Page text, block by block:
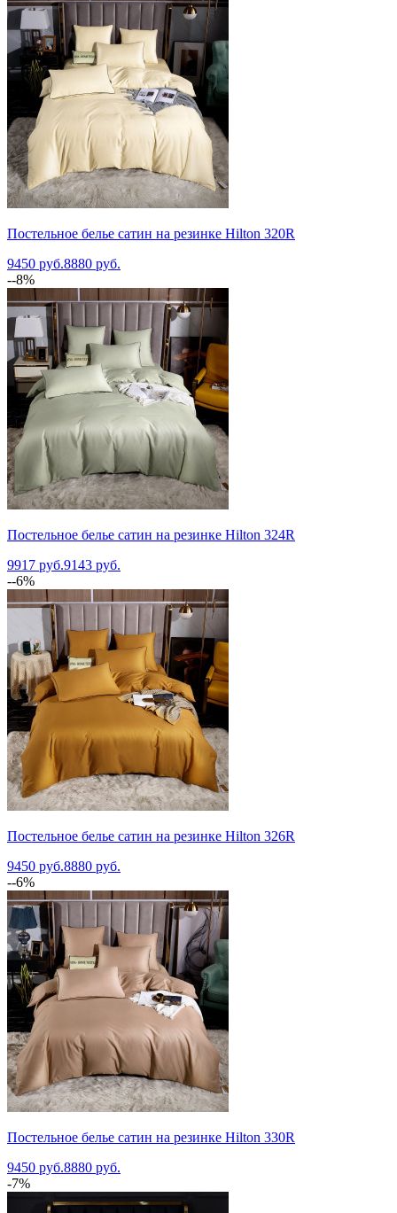
Постельное белье сатин на резинке Hilton 320R
9450 руб.8880 руб.
--8%
Постельное белье сатин на резинке Hilton 324R
9917 руб.9143 руб.
--6%
Постельное белье сатин на резинке Hilton 326R
9450 руб.8880 руб.
--6%
Постельное белье сатин на резинке Hilton 330R
9450 руб.8880 руб.
-7%